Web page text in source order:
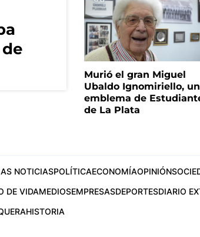
Murió el gran Miguel
Ubaldo Ignomiriello, un
emblema de
de La Plata
NOTICIASPOLÍTICAECONOMÍAOPINIÓN
DE VIDAMEDIOSEMPRESASDEPORTESDIARIO
HISTORIA